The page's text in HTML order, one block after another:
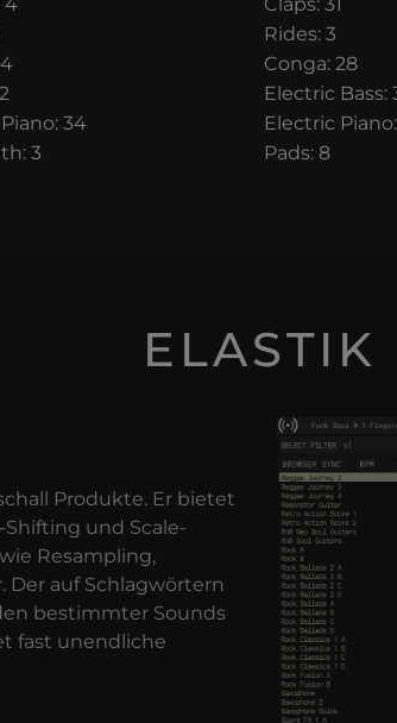
Rides: 3
Conga: 28
Electric Bass:
34 Electric
3 Pads: 8
ELASTIK
Produkte. Er bietet
und Scale-
Resampling,
Der auf Schlagwörtern
bestimmter Sounds
fast unendliche